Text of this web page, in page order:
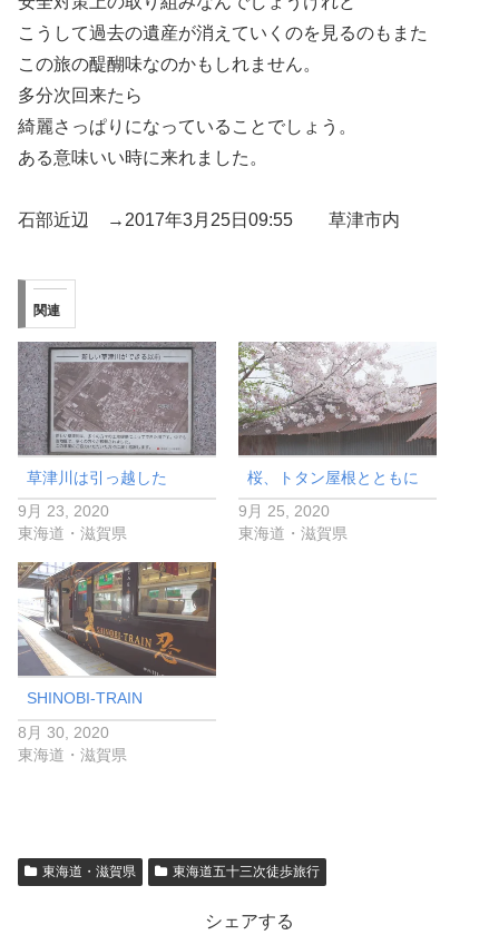
こうして過去の遺産が消えていくのを見るのもまた
この旅の醍醐味なのかもしれません。
多分次回来たら
綺麗さっぱりになっていることでしょう。
ある意味いい時に来れました。
石部近辺 →2017年3月25日09:55 草津市内
関連
草津川は引っ越した
9月 23, 2020
東海道・滋賀県
桜、トタン屋根とともに
9月 25, 2020
東海道・滋賀県
SHINOBI-TRAIN
8月 30, 2020
東海道・滋賀県
東海道・滋賀県 東海道五十三次徒歩旅行
シェアする